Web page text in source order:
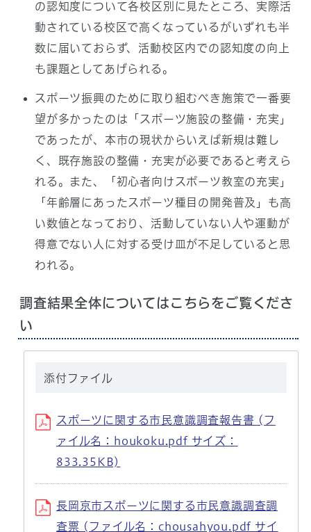
の認知度について各校区別に見たところ、実際活
動されている校区で高くなっているがいずれも半
数に届いておらず、活動校区内での認知度の向上
も課題としてあげられる。
スポーツ振興のために取り組むべき施策で一番要
望が多かったのは「スポーツ施設の整備・充実」
であったが、本市の現状からいえば新規は難し
く、既存施設の整備・充実が必要であると考えら
れる。また、「初心者向けスポーツ教室の充実」
「年齢層にあったスポーツ種目の開発普及」も高
い数値となっており、活動していない人や運動が
得意でない人に対する受け皿が不足していると思
われる。
調査結果全体についてはこちらをご覧くださ
い
添付ファイル
スポーツに関する市民意識調査報告書 (フ
ァイル名：houkoku.pdf サイズ：
833.35KB)
長岡京市スポーツに関する市民意識調査調
査票 (ファイル名：chousahyou.pdf サイ